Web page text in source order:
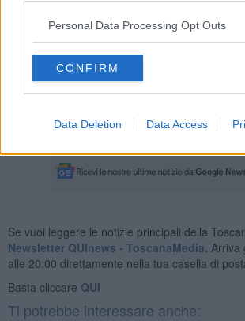
Personal Data Processing Opt Outs
CONFIRM
Data Deletion Data Access
, il presidente dell'Unione
Filippo Scianna, il presidente
Michele Cernuto
monastero buddistaMaria Sargentini.
Se vuoi leggere le notizie principali della
Newsletter QUInews - ToscanaMedia. Arriva
alle 20:00 direttamente nella tua casella di
Basta cliccare QUI
Ti potrebbe interessare anche: